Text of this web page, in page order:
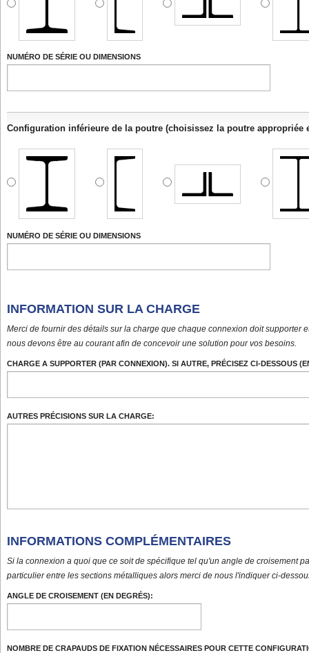
NUMÉRO DE SÉRIE OU DIMENSIONS
Configuration inférieure de la poutre (choisissez la poutre appropriée
NUMÉRO DE SÉRIE OU DIMENSIONS
INFORMATION SUR LA CHARGE
Merci de fournir des détails sur la charge que chaque connexion doit supporter
nous devons être au courant afin de concevoir une solution pour vos besoins.
CHARGE A SUPPORTER (PAR CONNEXION). SI AUTRE, PRÉCISEZ CI-DESSOUS
AUTRES PRÉCISIONS SUR LA CHARGE:
INFORMATIONS COMPLÉMENTAIRES
Si la connexion a quoi que ce soit de spécifique tel qu'un angle de croisement
particulier entre les sections métalliques alors merci de nous l'indiquer ci-
ANGLE DE CROISEMENT (EN DEGRÉS):
NOMBRE DE CRAPAUDS DE FIXATION NÉCESSAIRES POUR CETTE